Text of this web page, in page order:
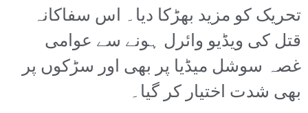
تحریک کو مزید بھڑکا دیا۔ اس سفاکانہ
قتل کی ویڈیو وائرل ہونے سے عوامی
غصہ سوشل میڈیا پر بھی اور سڑکوں پر
بھی شدت اختیار کر گیا۔